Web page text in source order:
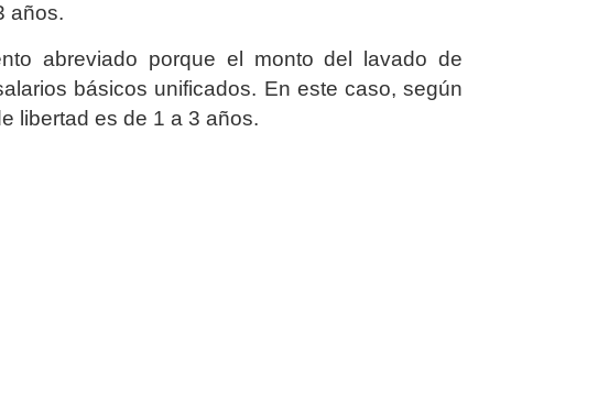
años.
abreviado porque el monto del lavado de
básicos unificados. En este caso, según
libertad es de 1 a 3 años.